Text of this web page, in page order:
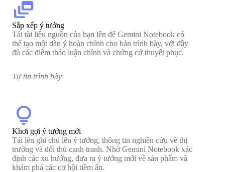
dynamic_feed
Sắp xếp ý tưởng
Tải tài liệu nguồn của bạn lên để Gemini Notebook có
thể tạo một dàn ý hoàn chỉnh cho bản trình bày, với đầy
đủ các điểm thảo luận chính và chứng cứ thuyết phục.
Tự tin trình bày.
lightbulb
Khơi gợi ý tưởng mới
Tải lên ghi chú lên ý tưởng, thông tin nghiên cứu về thị
trường và đối thủ cạnh tranh. Nhờ Gemini Notebook xác
định các xu hướng, đưa ra ý tưởng mới về sản phẩm và
khám phá các cơ hội tiềm ẩn.